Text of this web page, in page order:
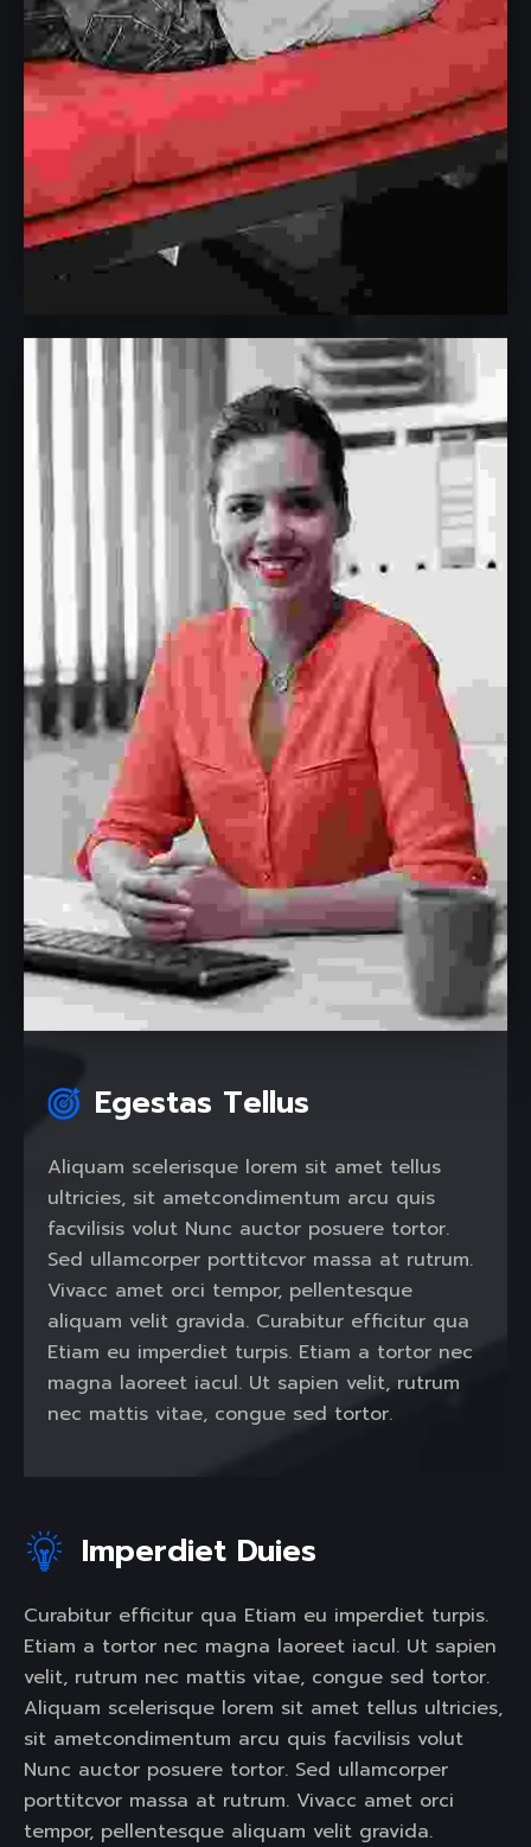
Egestas Tellus
Aliquam scelerisque lorem sit amet tellus
ultricies, sit ametcondimentum arcu quis
facvilisis volut Nunc auctor posuere tortor.
Sed ullamcorper porttitcvor massa at rutrum.
Vivacc amet orci tempor, pellentesque
aliquam velit gravida. Curabitur efficitur qua
Etiam eu imperdiet turpis. Etiam a tortor nec
magna laoreet iacul. Ut sapien velit, rutrum
nec mattis vitae, congue sed tortor.
Imperdiet Duies
Curabitur efficitur qua Etiam eu imperdiet turpis.
Etiam a tortor nec magna laoreet iacul. Ut sapien
velit, rutrum nec mattis vitae, congue sed tortor.
Aliquam scelerisque lorem sit amet tellus ultricies,
sit ametcondimentum arcu quis facvilisis volut
Nunc auctor posuere tortor. Sed ullamcorper
porttitcvor massa at rutrum. Vivacc amet orci
tempor, pellentesque aliquam velit gravida.